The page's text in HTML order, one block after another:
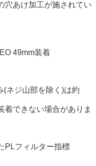
穴あけ加工が施されてい
49mm装着
ネジ山部を除く)は約
できない場合がありま
PLフィルター指標